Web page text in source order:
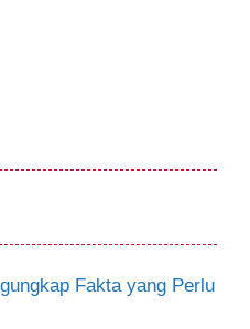
Fakta yang Perlu